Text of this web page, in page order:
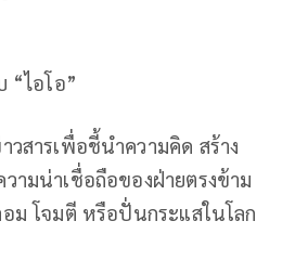
“ไอโอ”
วสารเพื่อชี้นำความคิด สร้าง
ามน่าเชื่อถือของฝ่ายตรงข้าม
ม โจมตี หรือปั่นกระแสในโลก